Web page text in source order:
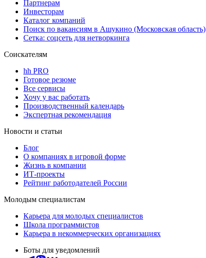
Партнерам
Инвесторам
Каталог компаний
Поиск по вакансиям в Ашукино (Московская область)
Сетка: соцсеть для нетворкинга
Соискателям
hh PRO
Готовое резюме
Все сервисы
Хочу у вас работать
Производственный календарь
Экспертная рекомендация
Новости и статьи
Блог
О компаниях в игровой форме
Жизнь в компании
ИТ-проекты
Рейтинг работодателей России
Молодым специалистам
Карьера для молодых специалистов
Школа программистов
Карьера в некоммерческих организациях
Боты для уведомлений